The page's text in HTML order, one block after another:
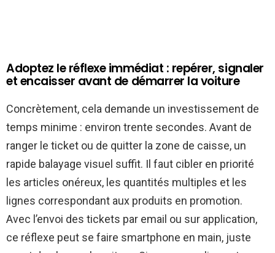
Adoptez le réflexe immédiat : repérer, signaler
et encaisser avant de démarrer la voiture
Concrètement, cela demande un investissement de
temps minime : environ trente secondes. Avant de
ranger le ticket ou de quitter la zone de caisse, un
rapide balayage visuel suffit. Il faut cibler en priorité
les articles onéreux, les quantités multiples et les
lignes correspondant aux produits en promotion.
Avec l’envoi des tickets par email ou sur application,
ce réflexe peut se faire smartphone en main, juste